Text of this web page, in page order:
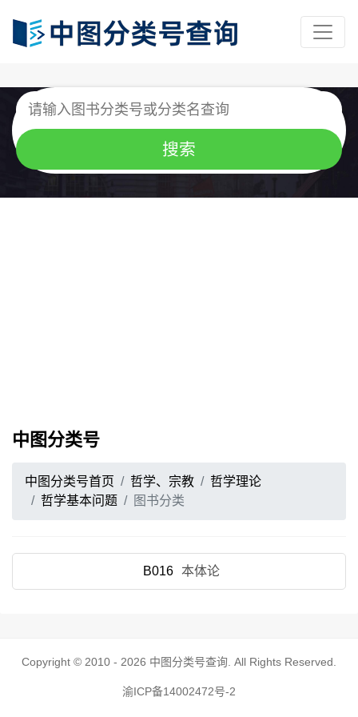
中图分类号
中图分类号首页 哲学、宗教
哲学理论
哲学基本问题
图书分类
B016 本体论
Copyright © 2010 - 2026 中图分类号查询 . All Rights Reserved.
渝ICP备14002472号-2